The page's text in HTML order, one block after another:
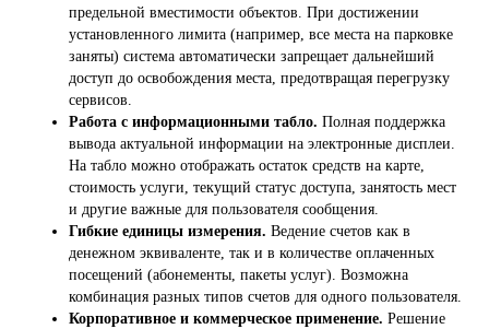
предельной вместимости объектов. При достижении
установленного лимита (например, все места на парковке
заняты) система автоматически запрещает дальнейший
доступ до освобождения места, предотвращая перегрузку
сервисов.
Работа с информационными табло. Полная поддержка
вывода актуальной информации на электронные дисплеи.
На табло можно отображать остаток средств на карте,
стоимость услуги, текущий статус доступа, занятость мест
и другие важные для пользователя сообщения.
Гибкие единицы измерения. Ведение счетов как в
денежном эквиваленте, так и в количестве оплаченных
посещений (абонементы, пакеты услуг). Возможна
комбинация разных типов счетов для одного пользователя.
Корпоративное и коммерческое применение. Решение